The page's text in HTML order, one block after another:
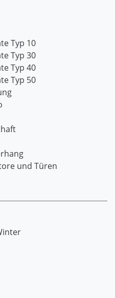
Typ 10
Typ 30
Typ 40
Typ 50
und Türen